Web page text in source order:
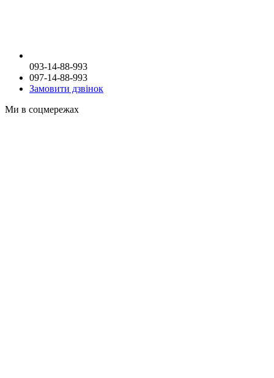
093-14-88-993
097-14-88-993
Замовити дзвінок
Ми в соцмережах